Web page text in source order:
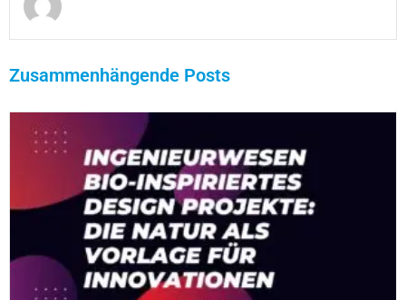
Zusammenhängende Posts